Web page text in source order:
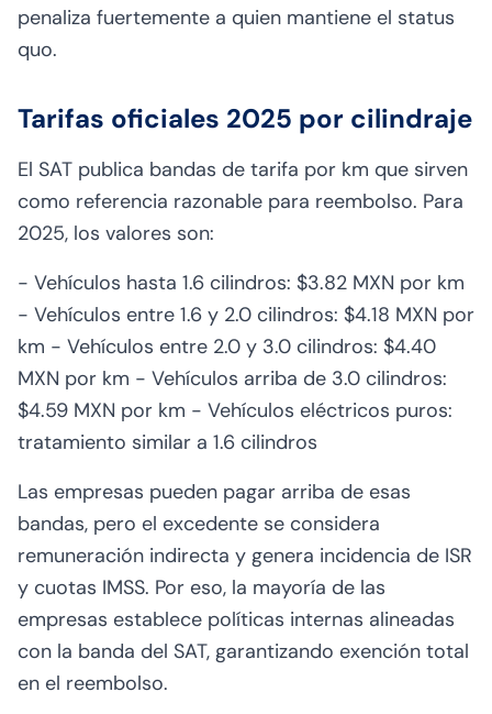
penaliza fuertemente a quien mantiene el status
quo.
Tarifas oficiales 2025 por cilindraje
El SAT publica bandas de tarifa por km que sirven
como referencia razonable para reembolso. Para
2025, los valores son:
- Vehículos hasta 1.6 cilindros: $3.82 MXN por km
- Vehículos entre 1.6 y 2.0 cilindros: $4.18 MXN por
km - Vehículos entre 2.0 y 3.0 cilindros: $4.40
MXN por km - Vehículos arriba de 3.0 cilindros:
$4.59 MXN por km - Vehículos eléctricos puros:
tratamiento similar a 1.6 cilindros
Las empresas pueden pagar arriba de esas
bandas, pero el excedente se considera
remuneración indirecta y genera incidencia de ISR
y cuotas IMSS. Por eso, la mayoría de las
empresas establece políticas internas alineadas
con la banda del SAT, garantizando exención total
en el reembolso.